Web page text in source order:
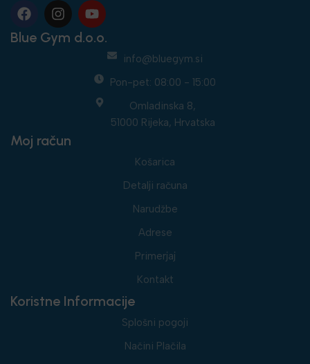
Blue Gym d.o.o.
info@bluegym.si
Pon-pet: 08:00 - 15:00
Omladinska 8,
51000 Rijeka, Hrvatska
Moj račun
Košarica
Detalji računa
Narudžbe
Adrese
Primerjaj
Kontakt
Koristne Informacije
Splošni pogoji
Načini Plačila